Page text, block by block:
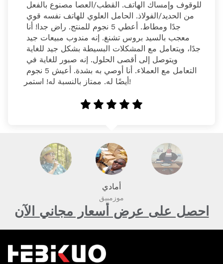
أيضًا له. ممتاز بالنسبة له! استمر!
أمادي
موزمبيق
احصل على عرض أسعار مجاني الآن